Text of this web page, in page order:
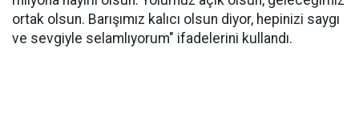
ortak olsun. Barışımız kalıcı olsun diyor, hepinizi saygı
ve sevgiyle selamlıyorum" ifadelerini kullandı.